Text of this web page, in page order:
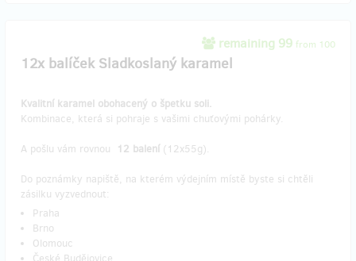
remaining 99 from 100
12x balíček Sladkoslaný karamel
Kvalitní karamel obohacený o špetku soli.
Kombinace, která si pohraje s vašimi chuťovými pohárky.
A pošlu vám rovnou 12 balení (12x55g).
Do poznámky napiště, na kterém výdejním místě byste si chtěli
zásilku vyzvednout:
Praha
Brno
Olomouc
České Budějovice